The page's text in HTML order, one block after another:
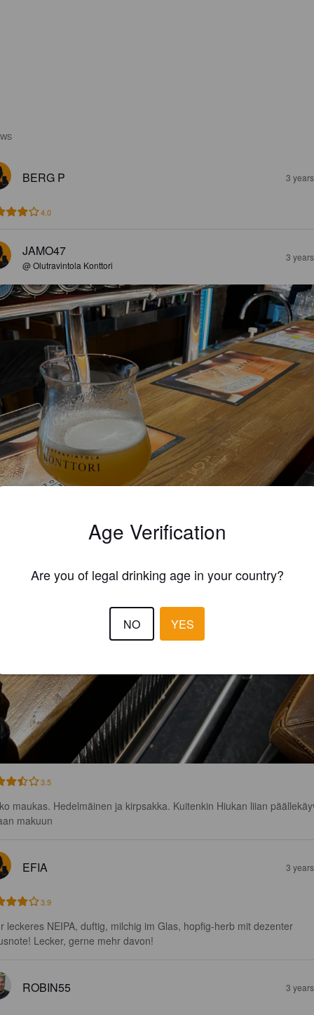
BERG P 3
4.0
JAMO47
@ Olutravintola Konttori
3
3.5
maukas. Hedelmäinen ja kirpsakka. Kuitenkin Hiukan liian
makuun
EFIA 3
3.9
leckeres NEIPA, duftig, milchig im Glas, hopfig-herb mit dezenter
Lecker, gerne mehr davon!
ROBIN55 3
Age Verification
Are you of legal drinking age in your country?
NO YES